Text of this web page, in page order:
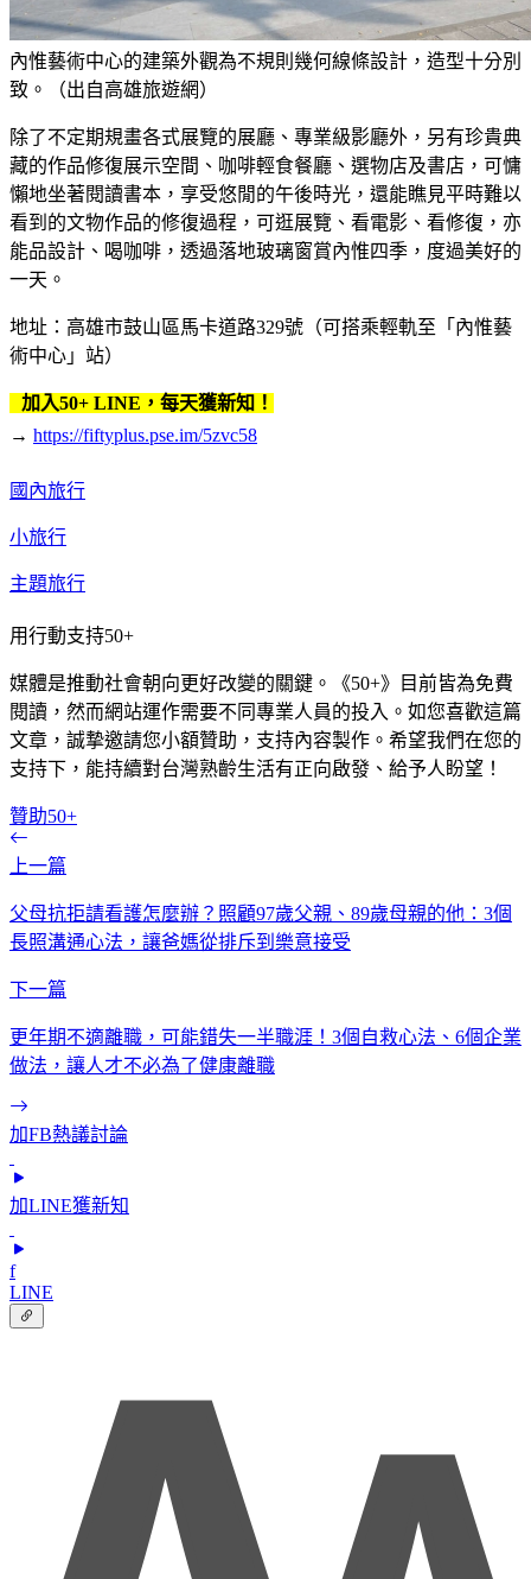
內惟藝術中心的建築外觀為不規則幾何線條設計，造型十分別
致。（出自高雄旅遊網）
除了不定期規畫各式展覽的展廳、專業級影廳外，另有珍貴典
藏的作品修復展示空間、咖啡輕食餐廳、選物店及書店，可慵
懶地坐著閱讀書本，享受悠閒的午後時光，還能瞧見平時難以
看到的文物作品的修復過程，可逛展覽、看電影、看修復，亦
能品設計、喝咖啡，透過落地玻璃窗賞內惟四季，度過美好的
一天。
地址：高雄市鼓山區馬卡道路329號（可搭乘輕軌至「內惟藝
術中心」站）
加入50+ LINE，每天獲新知！
→ https://fiftyplus.pse.im/5zvc58
國內旅行
小旅行
主題旅行
用行動支持50+
媒體是推動社會朝向更好改變的關鍵。《50+》目前皆為免費
閱讀，然而網站運作需要不同專業人員的投入。如您喜歡這篇
文章，誠摯邀請您小額贊助，支持內容製作。希望我們在您的
支持下，能持續對台灣熟齡生活有正向啟發、給予人盼望！
贊助50+
上一篇
父母抗拒請看護怎麼辦？照顧97歲父親、89歲母親的他：3個
長照溝通心法，讓爸媽從排斥到樂意接受
下一篇
更年期不適離職，可能錯失一半職涯！3個自救心法、6個企業
做法，讓人才不必為了健康離職
加FB熱議討論
加LINE獲新知
f
LINE